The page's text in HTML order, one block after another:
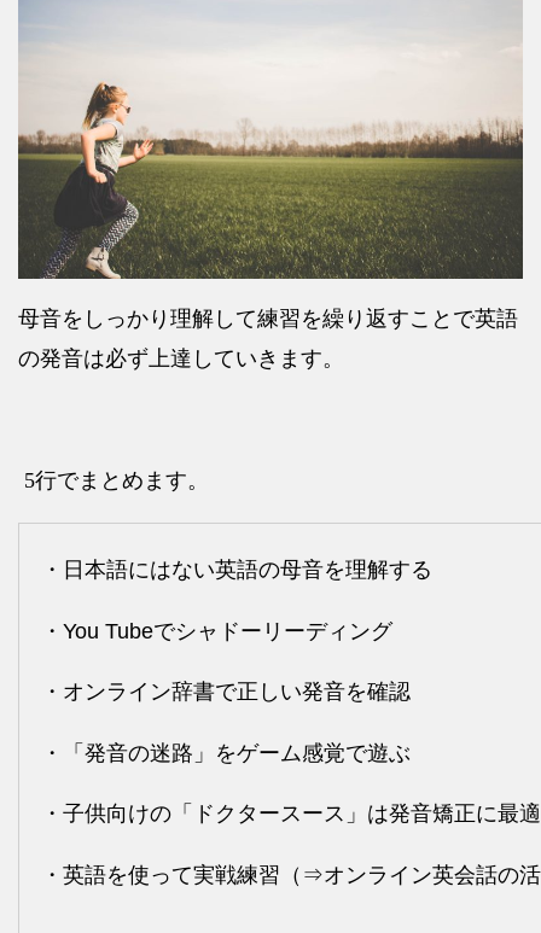
母音をしっかり理解して練習を繰り返すことで英語
の発音は必ず上達していきます。
5行でまとめます。
・日本語にはない英語の母音を理解する
・You Tubeでシャドーリーディング
・オンライン辞書で正しい発音を確認
・「発音の迷路」をゲーム感覚で遊ぶ
・子供向けの「ドクタースース」は発音矯正に最
・英語を使って実戦練習（⇒オンライン英会話の